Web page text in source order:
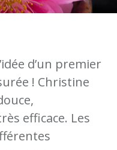
êtes ici :
d’un premier
! Christine
efficace. Les